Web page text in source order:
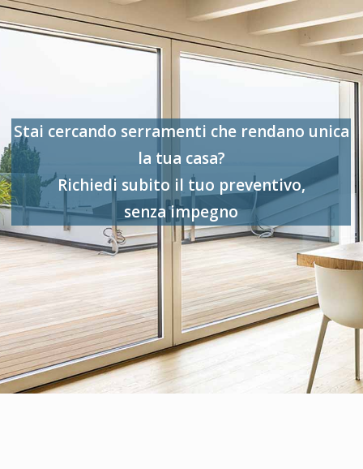
Stai cercando serramenti che rendano unica
la tua casa?
Richiedi subito il tuo preventivo,
senza impegno